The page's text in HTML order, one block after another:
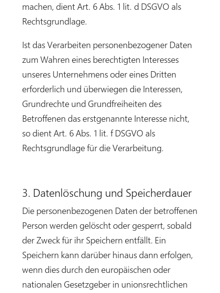
machen, dient Art. 6 Abs. 1 lit. d DSGVO als
Rechtsgrundlage.
Ist das Verarbeiten personenbezogener Daten
zum Wahren eines berechtigten Interesses
unseres Unternehmens oder eines Dritten
erforderlich und überwiegen die Interessen,
Grundrechte und Grundfreiheiten des
Betroffenen das erstgenannte Interesse nicht,
so dient Art. 6 Abs. 1 lit. f DSGVO als
Rechtsgrundlage für die Verarbeitung.
3. Datenlöschung und Speicherdauer
Die personenbezogenen Daten der betroffenen
Person werden gelöscht oder gesperrt, sobald
der Zweck für ihr Speichern entfällt. Ein
Speichern kann darüber hinaus dann erfolgen,
wenn dies durch den europäischen oder
nationalen Gesetzgeber in unionsrechtlichen